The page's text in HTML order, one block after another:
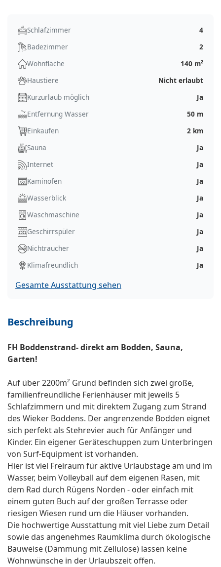
Schlafzimmer
4
Badezimmer
2
Wohnfläche
140 m²
Haustiere
Nicht erlaubt
Kurzurlaub möglich
Ja
Entfernung Wasser
50 m
Einkaufen
2 km
Sauna
Ja
Internet
Ja
Kaminofen
Ja
Wasserblick
Ja
Waschmaschine
Ja
Geschirrspüler
Ja
Nichtraucher
Ja
Klimafreundlich
Ja
Gesamte Ausstattung sehen
Beschreibung
FH Boddenstrand- direkt am Bodden, Sauna,
Garten!
Auf über 2200m² Grund befinden sich zwei große,
familienfreundliche Ferienhäuser mit jeweils 5
Schlafzimmern und mit direktem Zugang zum Strand
des Wieker Boddens. Der angrenzende Bodden eignet
sich perfekt als Stehrevier auch für Anfänger und
Kinder. Ein eigener Geräteschuppen zum Unterbringen
von Surf-Equipment ist vorhanden.
Hier ist viel Freiraum für aktive Urlaubstage am und im
Wasser, beim Volleyball auf dem eigenen Rasen, mit
dem Rad durch Rügens Norden - oder einfach mit
einem guten Buch auf der großen Terrasse oder
riesigen Wiesen rund um die Häuser vorhanden.
Die hochwertige Ausstattung mit viel Liebe zum Detail
sowie das angenehmes Raumklima durch ökologische
Bauweise (Dämmung mit Zellulose) lassen keine
Wohnwünsche in der Urlaubszeit offen.